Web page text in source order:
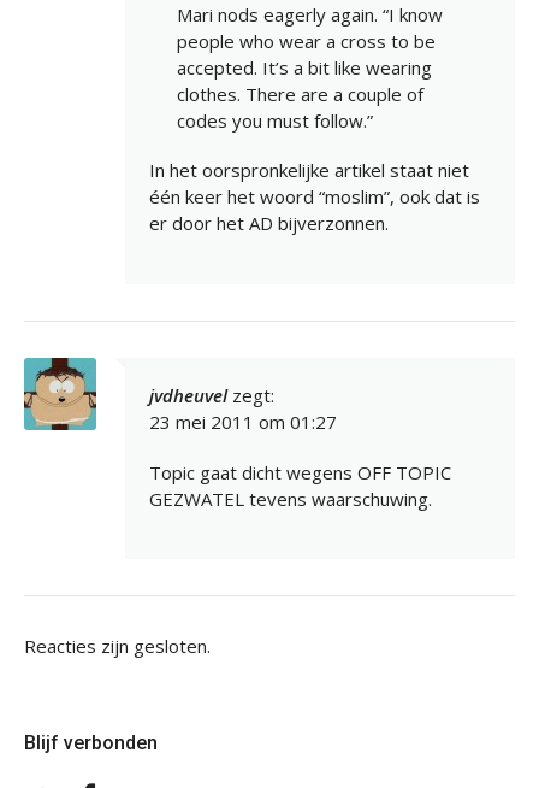
Mari nods eagerly again. “I know
people who wear a cross to be
accepted. It’s a bit like wearing
clothes. There are a couple of
codes you must follow.”
In het oorspronkelijke artikel staat niet
één keer het woord “moslim”, ook dat is
er door het AD bijverzonnen.
jvdheuvel zegt:
23 mei 2011 om 01:27
Topic gaat dicht wegens OFF TOPIC
GEZWATEL tevens waarschuwing.
Reacties zijn gesloten.
Blijf verbonden